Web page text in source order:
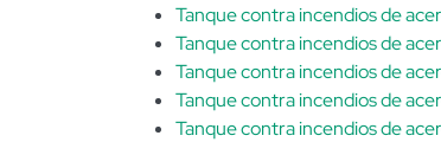
Tanque contra incendios de
Tanque contra incendios de
Tanque contra incendios de
Tanque contra incendios de
Tanque contra incendios de